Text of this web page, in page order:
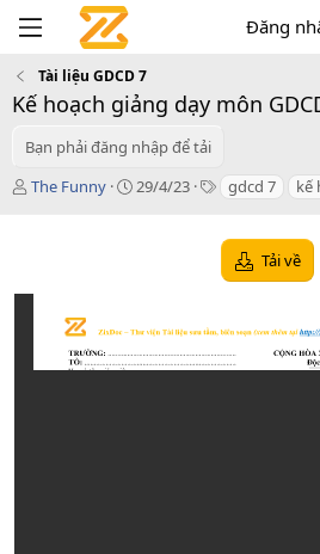
Đăng
Tài liệu GDCD 7
Kế hoạch giảng dạy môn
Bạn phải đăng nhập để tải
T
ả
The Funny
C
n
d
29/4/23
T
s
gdcd 7 kế
Tải về